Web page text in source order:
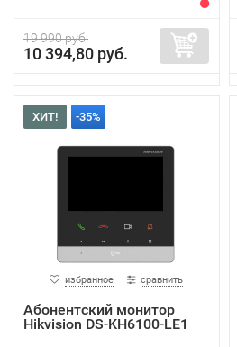
19 990 руб.
10 394,80 руб.
ХИТ! -35%
избранное сравнить
Абонентский монитор
Hikvision DS-KH6100-LE1